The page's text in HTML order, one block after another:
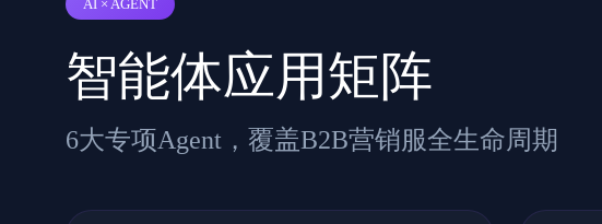
AI × AGENT
智能体应用矩阵
6大专项Agent，覆盖B2B营销服全生命周期